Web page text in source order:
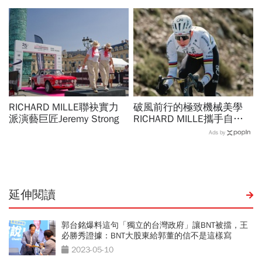
百場音樂會必到
RICHARD MILLE聯袂實力
派演藝巨匠Jeremy Strong
破風前行的極致機械美學
RICHARD MILLE攜手自行
車三冠王Tadej Pogačar與
Ads by
延伸閱讀
郭台銘爆料這句「獨立的台灣政府」讓BNT被擋，王
必勝秀證據：BNT大股東給郭董的信不是這樣寫
2023-05-10